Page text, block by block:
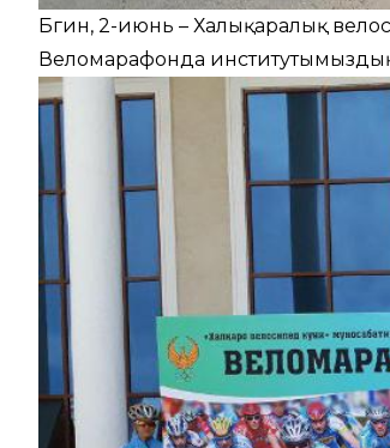
Бүгин, 2-июнь – Халықаралық
Веломарафонда